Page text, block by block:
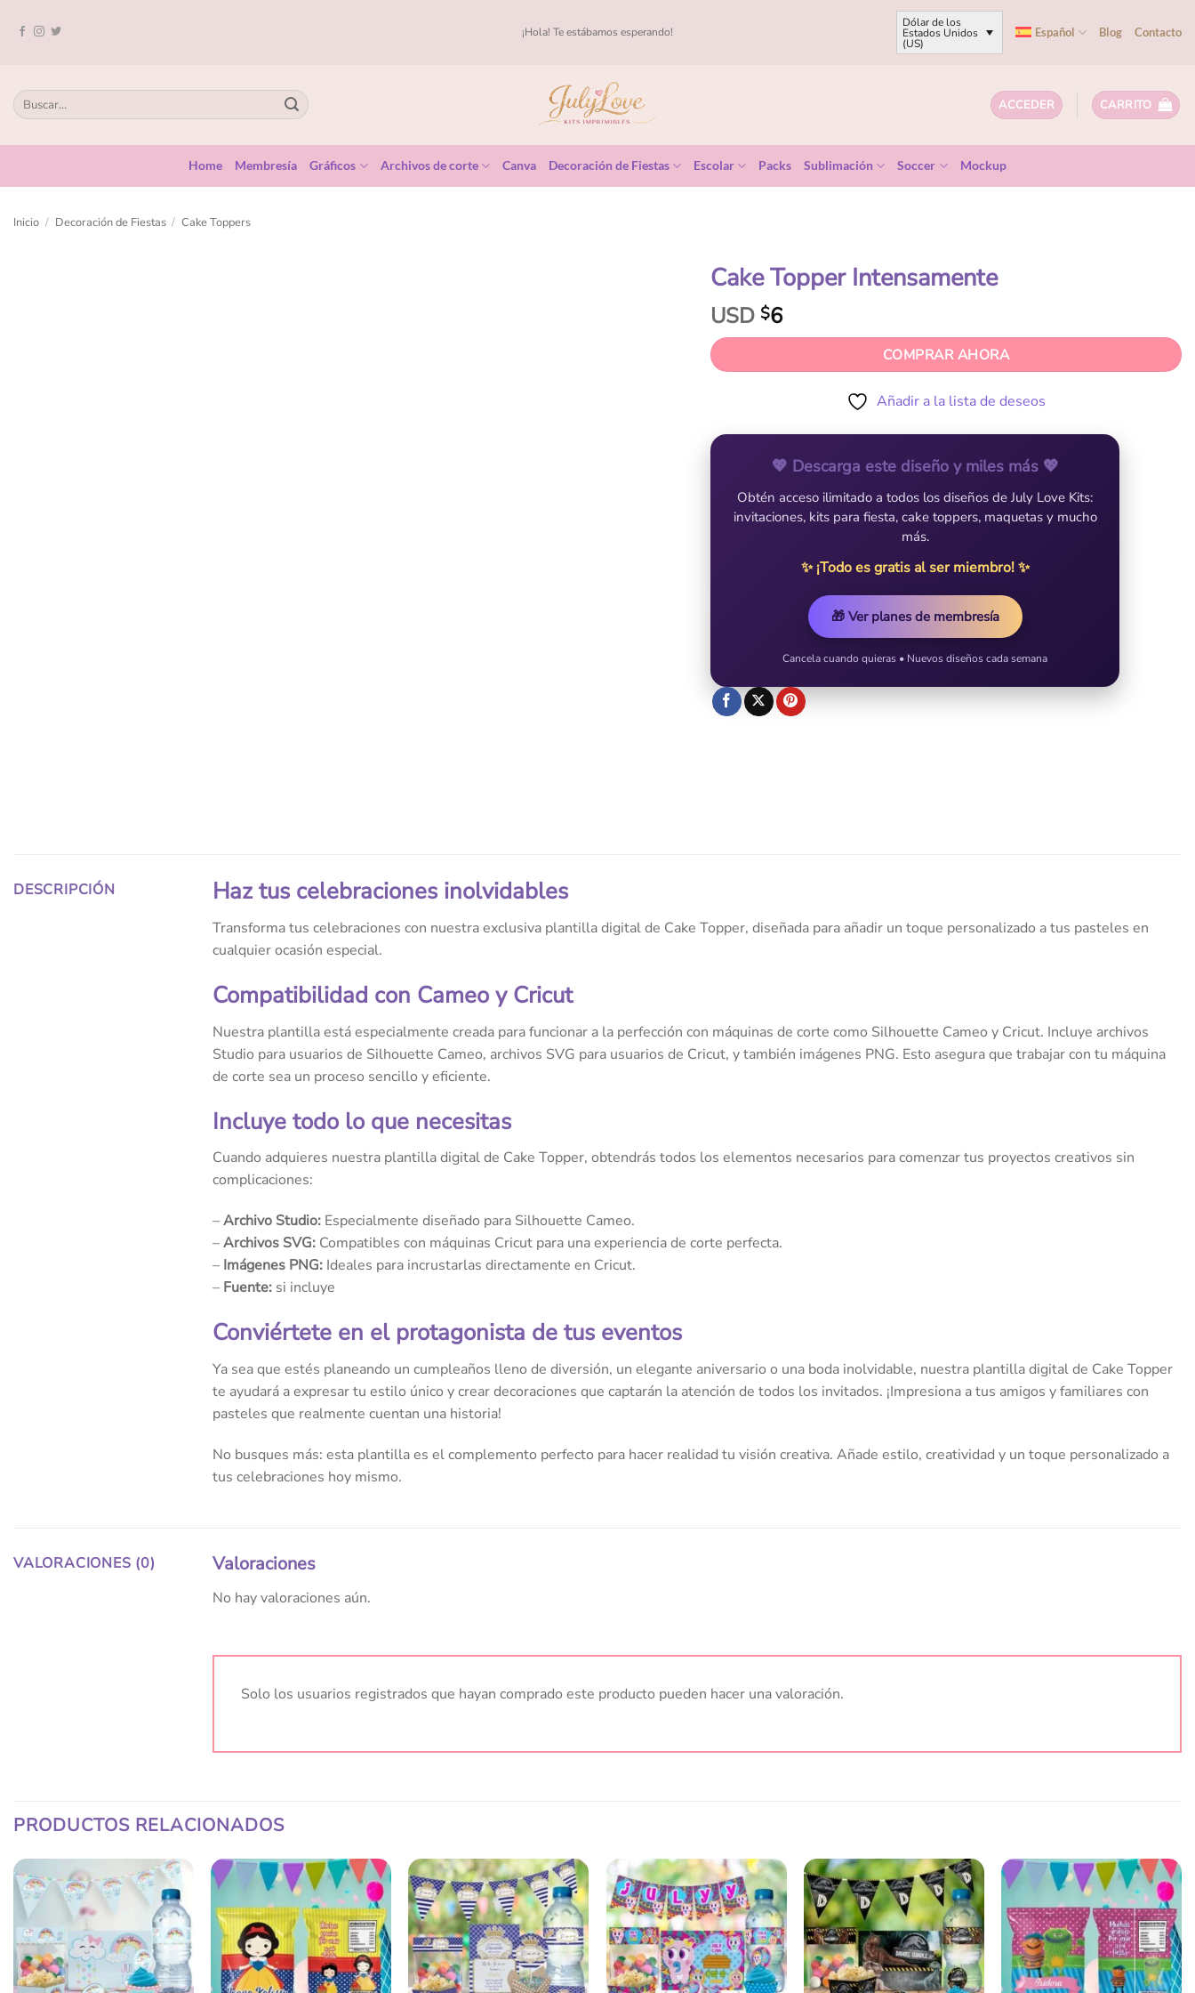
¡Hola! Te estábamos esperando!
Dólar de los
Estados Unidos
(US)
Español Blog Contacto
ACCEDER CARRITO
Home Membresía Gráficos Archivos de corte Canva Decoración de Fiestas Escolar Packs Sublimación Soccer Mockup
Inicio / Decoración de Fiestas / Cake Toppers
Cake Topper Intensamente
USD $6
COMPRAR AHORA
Añadir a la lista de deseos
💖 Descarga este diseño y miles más 💖
Obtén acceso ilimitado a todos los diseños de July Love Kits:
invitaciones, kits para fiesta, cake toppers, maquetas y mucho
más.
✨ ¡Todo es gratis al ser miembro! ✨
🎁 Ver planes de membresía
Cancela cuando quieras • Nuevos diseños cada semana
DESCRIPCIÓN Haz tus celebraciones inolvidables
Transforma tus celebraciones con nuestra exclusiva plantilla digital de Cake Topper, diseñada para añadir un toque personalizado a tus pasteles en
cualquier ocasión especial.
Compatibilidad con Cameo y Cricut
Nuestra plantilla está especialmente creada para funcionar a la perfección con máquinas de corte como Silhouette Cameo y Cricut. Incluye archivos
Studio para usuarios de Silhouette Cameo, archivos SVG para usuarios de Cricut, y también imágenes PNG. Esto asegura que trabajar con tu máquina
de corte sea un proceso sencillo y eficiente.
Incluye todo lo que necesitas
Cuando adquieres nuestra plantilla digital de Cake Topper, obtendrás todos los elementos necesarios para comenzar tus proyectos creativos sin
complicaciones:
–Archivo Studio: Especialmente diseñado para Silhouette Cameo.
–Archivos SVG: Compatibles con máquinas Cricut para una experiencia de corte perfecta.
– Imágenes PNG: Ideales para incrustarlas directamente en Cricut.
– Fuente: si incluye
Conviértete en el protagonista de tus eventos
Ya sea que estés planeando un cumpleaños lleno de diversión, un elegante aniversario o una boda inolvidable, nuestra plantilla digital de Cake Topper
te ayudará a expresar tu estilo único y crear decoraciones que captarán la atención de todos los invitados. ¡Impresiona a tus amigos y familiares con
pasteles que realmente cuentan una historia!
No busques más: esta plantilla es el complemento perfecto para hacer realidad tu visión creativa. Añade estilo, creatividad y un toque personalizado a
tus celebraciones hoy mismo.
VALORACIONES (0) Valoraciones
No hay valoraciones aún.
Solo los usuarios registrados que hayan comprado este producto pueden hacer una valoración.
PRODUCTOS RELACIONADOS
Añadir
a la
lista
de
deseos
Añadir
a la
lista
de
deseos
Añadir
a la
lista
de
deseos
Añadir
a la
lista
de
deseos
Añadir
a la
lista
de
deseos
Añadir
a la
lista
de
deseos